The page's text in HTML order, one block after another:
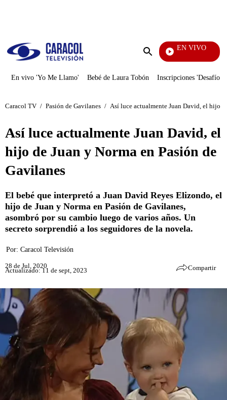
Enviar
EN VIVO
Yo Me Llamo
En vivo 'Yo Me Llamo' Bebé de Laura Tobón Inscripciones 'Desafío'
Caracol TV / Pasión de Gavilanes / Así luce actualmente Juan David, el hijo
Así luce actualmente Juan David, el
hijo de Juan y Norma en Pasión de
Gavilanes
El bebé que interpretó a Juan David Reyes Elizondo, el
hijo de Juan y Norma en Pasión de Gavilanes,
asombró por su cambio luego de varios años. Un
secreto sorprendió a los seguidores de la novela.
Por: Caracol Televisión
28 de Jul, 2020
Actualizado: 11 de sept, 2023 Compartir